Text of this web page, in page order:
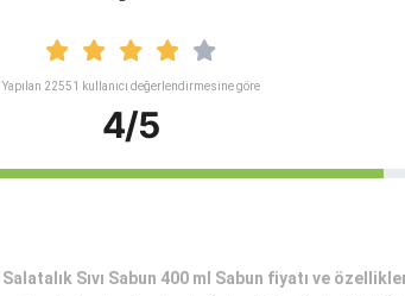
Yapılan 22551 kullanıcı değerlendirmesine göre
4/5
Sıvı Sabun 400 ml Sabun fiyatı ve